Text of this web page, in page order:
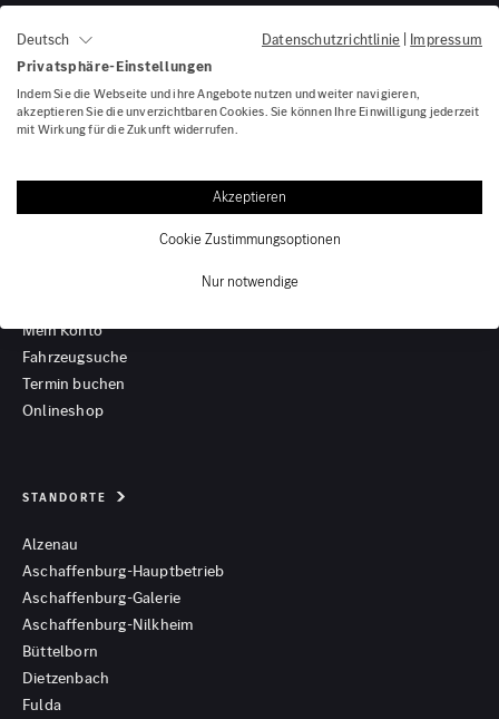
06021 / 44 77 94 - 444
NEWSLETTER ABONNIEREN
Mein Konto
Fahrzeugsuche
Termin buchen
Onlineshop
STANDORTE
Alzenau
Aschaffenburg-Hauptbetrieb
Aschaffenburg-Galerie
Aschaffenburg-Nilkheim
Büttelborn
Dietzenbach
Fulda
Deutsch Datenschutzrichtlinie | Impressum
Privatsphäre-Einstellungen
Indem Sie die Webseite und ihre Angebote nutzen und weiter navigieren,
akzeptieren Sie die unverzichtbaren Cookies. Sie können Ihre Einwilligung jederzeit
mit Wirkung für die Zukunft widerrufen.
Akzeptieren
Cookie Zustimmungsoptionen
Nur notwendige